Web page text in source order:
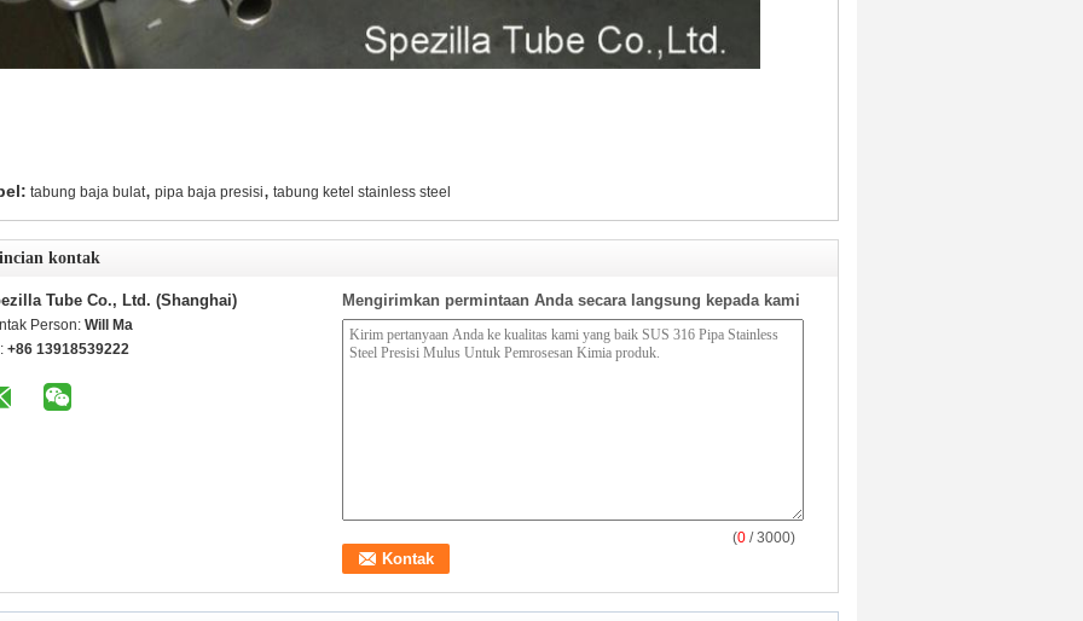
tabung baja bulat, pipa baja presisi, tabung ketel stainless steel
kontak
Tube Co., Ltd. (Shanghai)
Person: Will Ma
+86 13918539222
Mengirimkan permintaan Anda secara langsung kepada kami
(0 / 3000)